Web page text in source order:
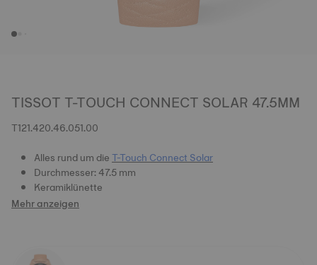
TISSOT T-TOUCH CONNECT SOLAR 47.5MM
T121.420.46.051.00
Alles rund um dieT-Touch Connect Solar
Durchmesser: 47.5 mm
Keramiklünette
Mehr anzeigen